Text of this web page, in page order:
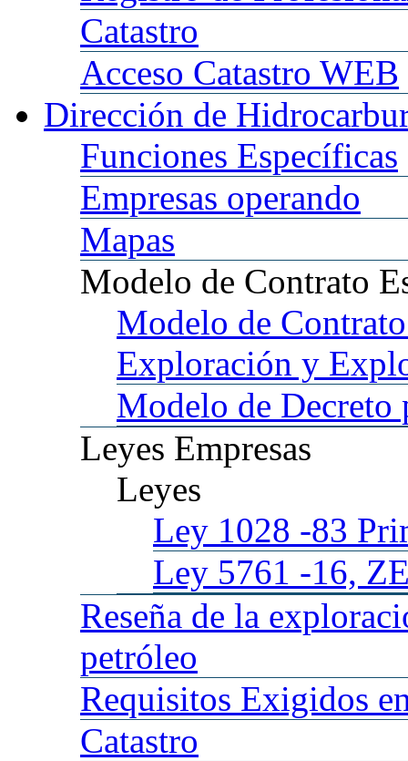
Catastro
Acceso Catastro WEB
Dirección de
Funciones Específicas
Empresas operando
Mapas
Modelo de Contrato
Modelo de
Exploración y
Modelo de Decreto
Leyes Empresas
Leyes
Ley 1028 -83
Ley 5761 -16,
Reseña de la
petróleo
Requisitos Exigidos
Catastro